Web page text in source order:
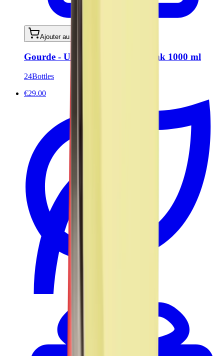
Ajouter au panier
Gourde - Urban Bottle Dusty Pink 1000 ml
24Bottles
€29.00